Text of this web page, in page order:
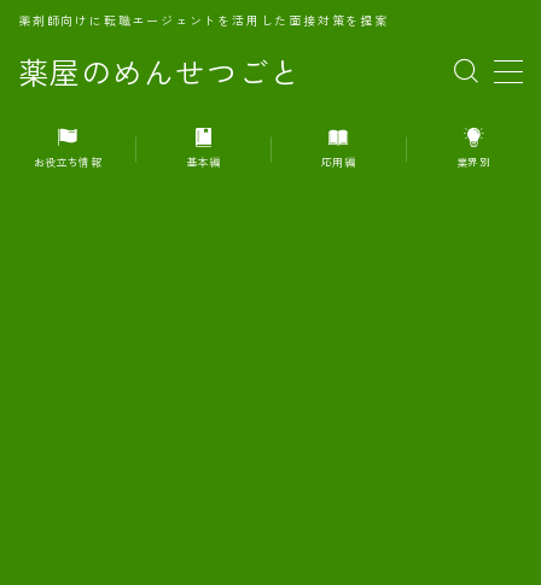
薬屋のめんせつごと
薬剤師向けに転職エージェントを活用した面接対策を提案
MENU
1.転職エージェントとは何か？
お役立ち情報 基本編 応用編 業界別